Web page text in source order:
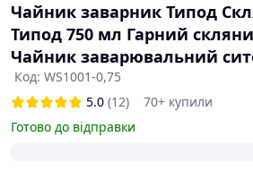
Чайник заварник Типод
Типод 750 мл Гарний
Чайник заварювальний
Код: WS1001-0,75
5.0 (12)
70+ купили
Готово до відправки